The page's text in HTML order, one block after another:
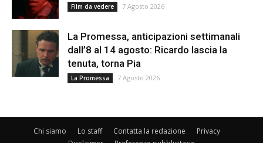
Film da vedere 7 Agosto 2026
La Promessa, anticipazioni settimanali
dall’8 al 14 agosto: Ricardo lascia la
tenuta, torna Pia
La Promessa 7 Agosto 2026
Chi siamo Lo staff Contatta la redazione
Privacy